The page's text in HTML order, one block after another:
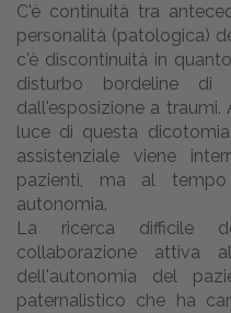
C'è continuità tra
personalità (patologica)
c'è discontinuità in
disturbo bordeline di
dall'esposizione a traumi.
luce di questa
assistenziale viene
pazienti, ma al
autonomia.
La ricerca difficile
collaborazione attiva
dell'autonomia del
paternalistico che ha